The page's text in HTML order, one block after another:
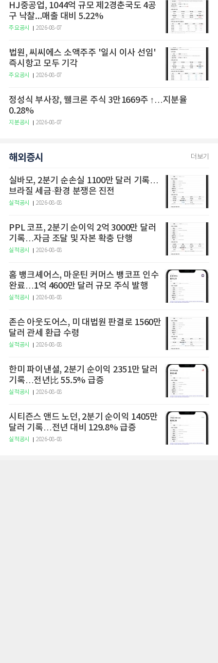
HJ중공업, 1044억 규모 제2경춘국도 4공
구 낙찰...매출 대비 5.22%
주요공시 2026-08-07
법원, 씨씨에스 소액주주 '일시 이사 선임'
즉시항고 모두 기각
주요공시 2026-08-07
정성식 부사장, 웰크론 주식 3만1669주 ↑…지분율
0.28%
지분공시 2026-08-07
해외증시 더보기
실바모, 2분기 순손실 1100만 달러 기록…
브라질 세금·환경 분쟁은 진전
실적공시 2026-08-08
PPL 코프, 2분기 순이익 2억 3000만 달러
기록…자금 조달 및 자본 확충 단행
실적공시 2026-08-08
홈 뱅크셰어스, 마운틴 커머스 뱅코프 인수
완료…1억 4600만 달러 규모 주식 발행
실적공시 2026-08-08
존슨 아웃도어스, 미 대법원 판결로 1560만
달러 관세 환급 수령
실적공시 2026-08-08
한미 파이낸셜, 2분기 순이익 2351만 달러
기록…전년比 55.5% 급증
실적공시 2026-08-08
시티즌스 앤드 노던, 2분기 순이익 1405만
달러 기록…전년 대비 129.8% 급증
실적공시 2026-08-08